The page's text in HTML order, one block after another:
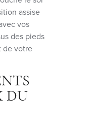
assise
vos
des pieds
de votre
DU